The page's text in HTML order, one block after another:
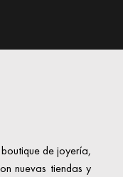
de joyería,
nuevas tiendas y